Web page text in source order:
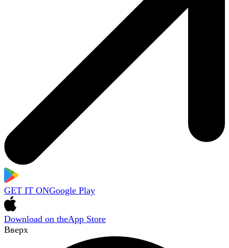
GET IT ONGoogle Play
Download on theApp Store
Вверх